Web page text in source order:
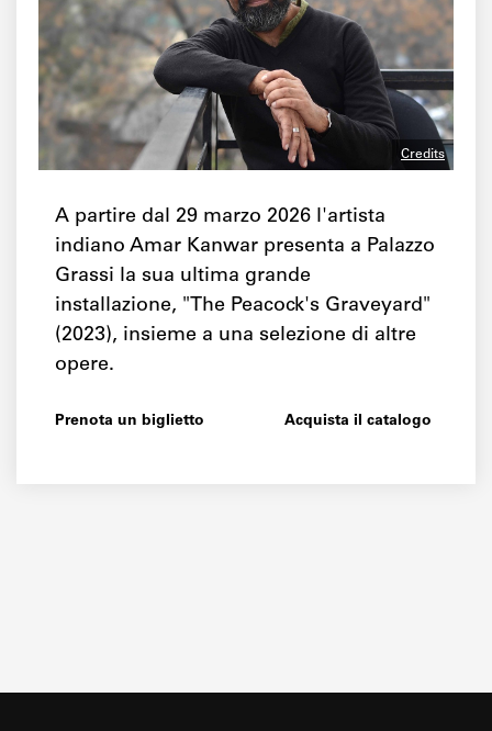
Credits
A partire dal 29 marzo 2026 l'artista
indiano Amar Kanwar presenta a Palazzo
Grassi la sua ultima grande
installazione, "The Peacock's Graveyard"
(2023), insieme a una selezione di altre
opere.
Prenota un biglietto Acquista il catalogo